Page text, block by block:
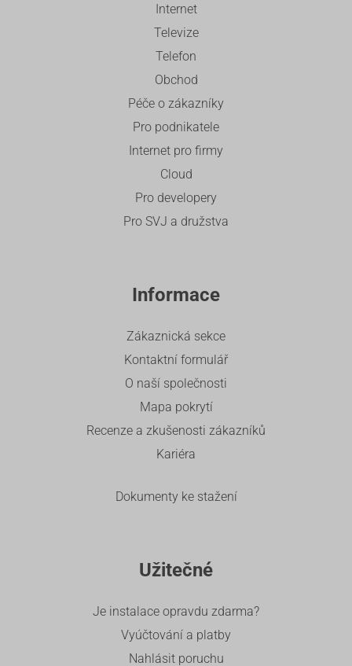
Internet
Televize
Telefon
Obchod
Péče o zákazníky
Pro podnikatele
Internet pro firmy
Cloud
Pro developery
Pro SVJ a družstva
Informace
Zákaznická sekce
Kontaktní formulář
O naší společnosti
Mapa pokrytí
Recenze a zkušenosti zákazníků
Kariéra
Dokumenty ke stažení
Užitečné
Je instalace opravdu zdarma?
Vyúčtování a platby
Nahlásit poruchu